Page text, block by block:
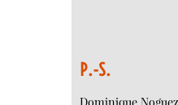
P.-S.